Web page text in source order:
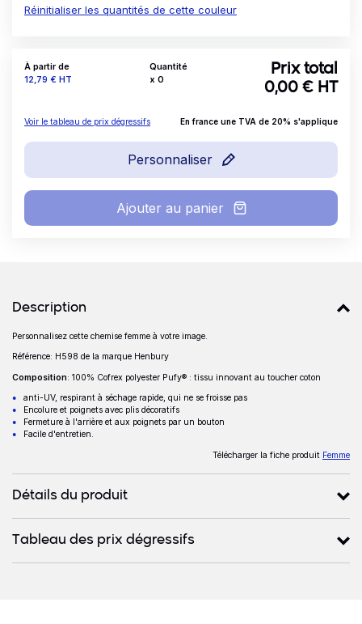
Réinitialiser les quantités de cette couleur
À partir de
Prix
12,79 € HT
Quantité
x 0
Prix total
0,00 € HT
Voir le tableau de prix dégressifs En france une TVA de 20% s'applique
Personnaliser
Ajouter au panier
Détails produits
Description
Description
Personnalisez cette chemise femme à votre image.
Référence: H598 de la marque Henbury
Composition: 100% Cofrex polyester Pufy® : tissu innovant au toucher coton
anti-UV, respirant à séchage rapide, qui ne se froisse pas
Encolure et poignets avec plis décoratifs
Fermeture à l'arrière et aux poignets par un bouton
Facile d'entretien.
Télécharger la fiche produit Femme
Détails du produit
Tableau des prix dégressifs